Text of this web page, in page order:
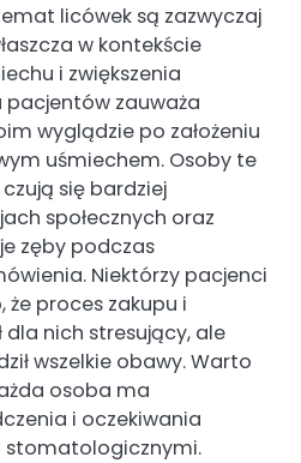
licówek są zazwyczaj
w kontekście
i zwiększenia
pacjentów zauważa
wyglądzie po założeniu
uśmiechem. Osoby te
się bardziej
społecznych oraz
zęby podczas
Niektórzy pacjenci
proces zakupu i
dla nich stresujący, ale
wszelkie obawy. Warto
osoba ma
i oczekiwania
stomatologicznymi.